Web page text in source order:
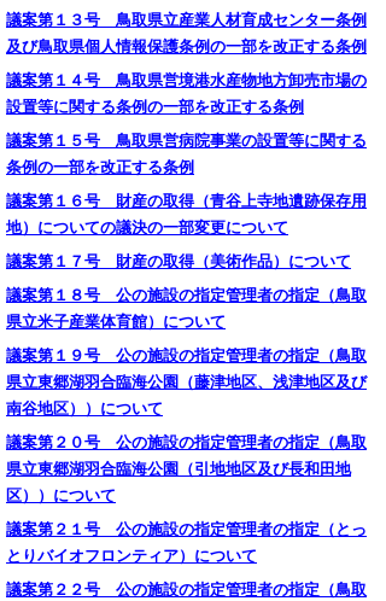
議案第１３号 鳥取県立産業人材育成センター条例
及び鳥取県個人情報保護条例の一部を改正する条例
議案第１４号 鳥取県営境港水産物地方卸売市場の
設置等に関する条例の一部を改正する条例
議案第１５号 鳥取県営病院事業の設置等に関する
条例の一部を改正する条例
議案第１６号 財産の取得（青谷上寺地遺跡保存用
地）についての議決の一部変更について
議案第１７号 財産の取得（美術作品）について
議案第１８号 公の施設の指定管理者の指定（鳥取
県立米子産業体育館）について
議案第１９号 公の施設の指定管理者の指定（鳥取
県立東郷湖羽合臨海公園（藤津地区、浅津地区及び
南谷地区））について
議案第２０号 公の施設の指定管理者の指定（鳥取
県立東郷湖羽合臨海公園（引地地区及び長和田地
区））について
議案第２１号 公の施設の指定管理者の指定（とっ
とりバイオフロンティア）について
議案第２２号 公の施設の指定管理者の指定（鳥取